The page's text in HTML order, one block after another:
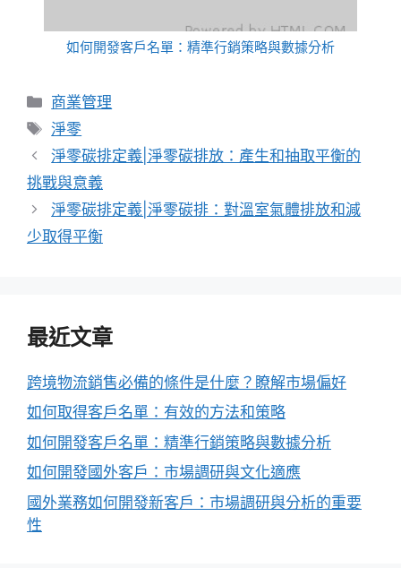
如何開發客戶名單：精準行銷策略與數據分析
分
類
商業管理
標
籤
淨零
淨零碳排定義|淨零碳排放：產生和抽取平衡的
挑戰與意義
淨零碳排定義|淨零碳排：對溫室氣體排放和減
少取得平衡
最近文章
跨境物流銷售必備的條件是什麼？瞭解市場偏好
如何取得客戶名單：有效的方法和策略
如何開發客戶名單：精準行銷策略與數據分析
如何開發國外客戶：市場調研與文化適應
國外業務如何開發新客戶：市場調研與分析的重要
性